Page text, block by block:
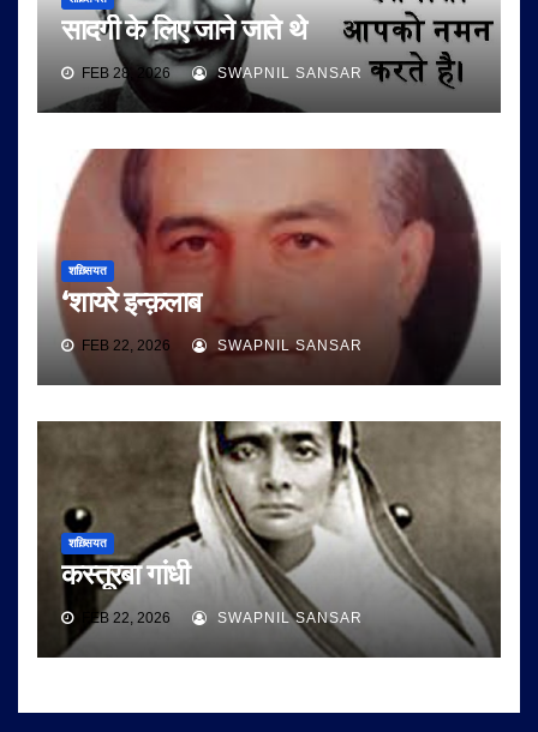
सादगी के लिए जाने जाते थे
FEB 28, 2026 SWAPNIL SANSAR
शख़्सियत
‘शायरे इन्क़लाब
FEB 22, 2026 SWAPNIL SANSAR
शख़्सियत
कस्तूरबा गांधी
FEB 22, 2026 SWAPNIL SANSAR